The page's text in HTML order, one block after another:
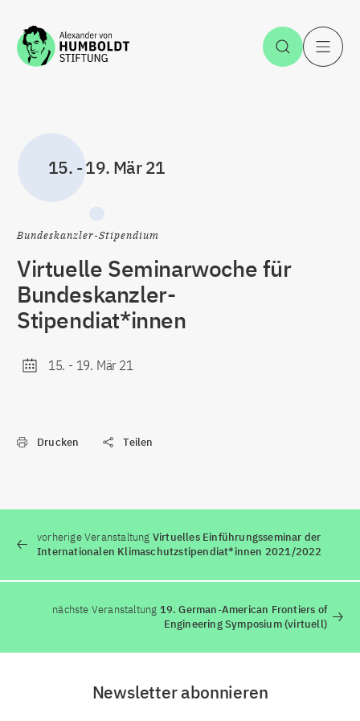
Zum Inhalt springen Suche
15. -19. Mär 21
Bundeskanzler-Stipendium
Virtuelle Seminarwoche für
Bundeskanzler-
Stipendiat*innen
15. - 19. Mär 21
Drucken Teilen
vorherige Veranstaltung Virtuelles Einführungsseminar der
Internationalen Klimaschutzstipendiat*innen 2021/2022
nächste Veranstaltung 19. German-American Frontiers of
Engineering Symposium (virtuell)
Newsletter abonnieren